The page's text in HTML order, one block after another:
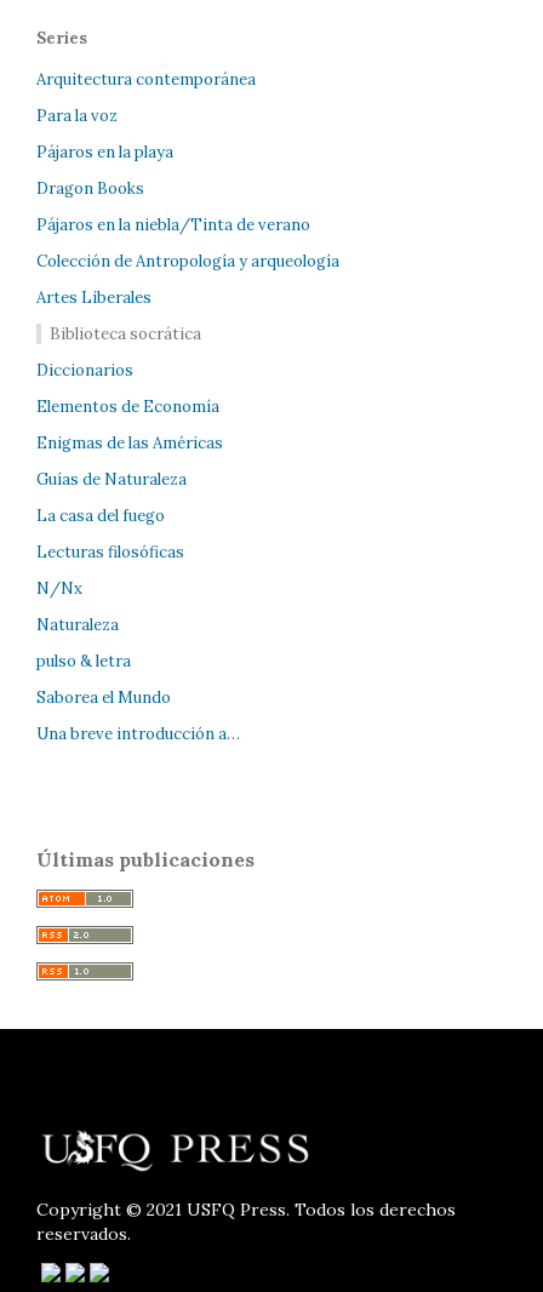
Series
Arquitectura contemporánea
Para la voz
Pájaros en la playa
Dragon Books
Pájaros en la niebla/Tinta de verano
Colección de Antropología y arqueología
Artes Liberales
Biblioteca socrática
Diccionarios
Elementos de Economía
Enigmas de las Américas
Guías de Naturaleza
La casa del fuego
Lecturas filosóficas
N/Nx
Naturaleza
pulso & letra
Saborea el Mundo
Una breve introducción a…
Últimas publicaciones
Copyright © 2021 USFQ Press. Todos los derechos
reservados.